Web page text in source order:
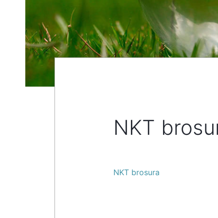
NKT
NKT brosura